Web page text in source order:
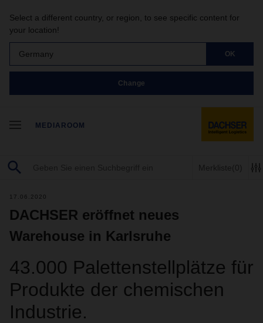
Select a different country, or region, to see specific content for
your location!
Germany OK
Change
MEDIAROOM
Merkliste(0)
17.06.2020
DACHSER eröffnet neues
Warehouse in Karlsruhe
43.000 Palettenstellplätze für
Produkte der chemischen
Industrie.